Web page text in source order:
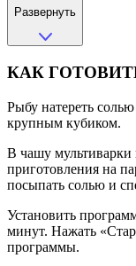
Развернуть
КАК
Рыбу натереть
крупным кубиком.
В чашу мультиварки
приготовления на
посыпать солью и
Установить
минут. Нажать